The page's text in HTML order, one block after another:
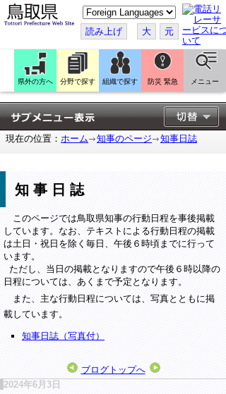
こ
の
ペ
ー
ジ
翻
訳
す
る
読み上げ 大 元
県外の方へ 分野で探す 組織で探す 防災 緊急 メニュー
現在の位置： ホーム 知事のページ 知事日誌
知事日誌
このページでは鳥取県知事の行動日程を事後掲載
しています。なお、テキストによる行動日程の掲載
は土日・祝日を除く毎日、午後６時頃までに行って
います。
ただし、当日の掲載となりますので午後６時以降の
日程については、あくまで予定となります。
また、主な行動日程については、写真とともに掲
載しています。
知事日誌（写真付）
ブログトップへ
2024年6月3日